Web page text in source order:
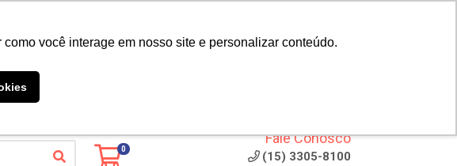
você interage em nosso site e personalizar conteúdo.
0
Fale Conosco
(15) 3305-8100